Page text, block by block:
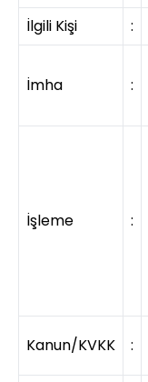
İlgili Kişi
:
İmha :
İşleme :
Kanun/KVKK :